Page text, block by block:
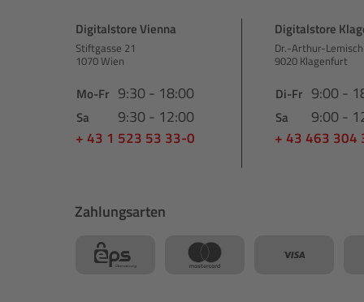
Digitalstore Vienna
Stiftgasse 21
1070 Wien
Mo-Fr 9:30 - 18:00
Sa 9:30 - 12:00
+ 43 1 523 53 33-0
Digitalstore
Dr.-Arthur-
9020 Klagenfurt
Di-Fr 9:00 -
Sa 9:00 -
+ 43 463 304
Zahlungsarten